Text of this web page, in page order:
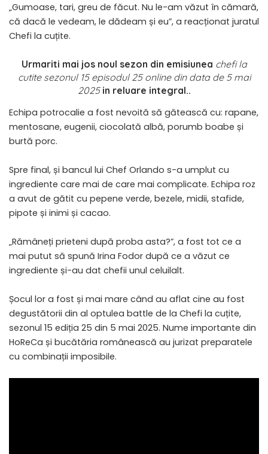
„Gumoase, tari, greu de făcut. Nu le-am văzut în cămară,
că dacă le vedeam, le dădeam și eu”, a reacționat juratul
Chefi la cuțite.
Urmariti mai jos noul sezon din emisiunea chefi la
cutite sezonul 15 episodul 25 online din data de 5 mai
2025in reluare integral..
Echipa potrocalie a fost nevoită să gătească cu: rapane,
mentosane, eugenii, ciocolată albă, porumb boabe și
burtă porc.
Spre final, și bancul lui Chef Orlando s-a umplut cu
ingrediente care mai de care mai complicate. Echipa roz
a avut de gătit cu pepene verde, bezele, midii, stafide,
pipote și inimi și cacao.
„Rămâneți prieteni după proba asta?”, a fost tot ce a
mai putut să spună Irina Fodor după ce a văzut ce
ingrediente și-au dat chefii unul celuilalt.
Șocul lor a fost și mai mare când au aflat cine au fost
degustătorii din al optulea battle de la Chefi la cuțite,
sezonul 15 ediția 25 din 5 mai 2025. Nume importante din
HoReCa și bucătăria românească au jurizat preparatele
cu combinații imposibile.